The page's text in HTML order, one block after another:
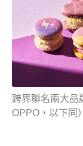
跨界聯名兩大品
OPPO，以下同）